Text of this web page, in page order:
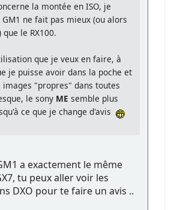
la montée en ISO, je
ne fait pas mieux (ou alors
le RX100.
que je veux en faire, à
je puisse avoir dans la poche et
"propres" dans toutes
le sony ME semble plus
ce que je change d'avis
a exactement le même
tu peux aller voir les
DXO pour te faire un avis ..